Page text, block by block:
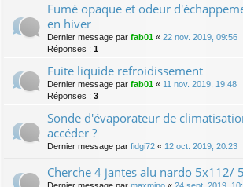
Fumé opaque et odeur
en hiver
Dernier message par fab01 « 22 nov. 2019, 09:56
Réponses : 1
Fuite liquide refroidissement
Dernier message par fab01 « 11 nov. 2019, 19:48
Réponses : 3
Sonde d'évaporateur de
accéder ?
Dernier message par fidgi72 « 12 oct. 2019, 20:23
Cherche 4 jantes alu nardo 5x112/